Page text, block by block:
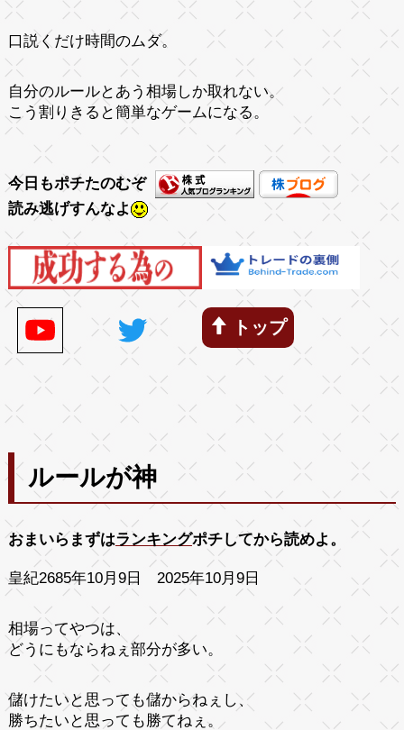
口説くだけ時間のムダ。
自分のルールとあう相場しか取れない。
こう割りきると簡単なゲームになる。
今日もポチたのむぞ
読み逃げすんなよ
トップ
ルールが神
おまいらまずはランキングポチしてから読めよ。
皇紀2685年10月9日 2025年10月9日
相場ってやつは、
どうにもならねぇ部分が多い。
儲けたいと思っても儲からねぇし、
勝ちたいと思っても勝てねぇ。